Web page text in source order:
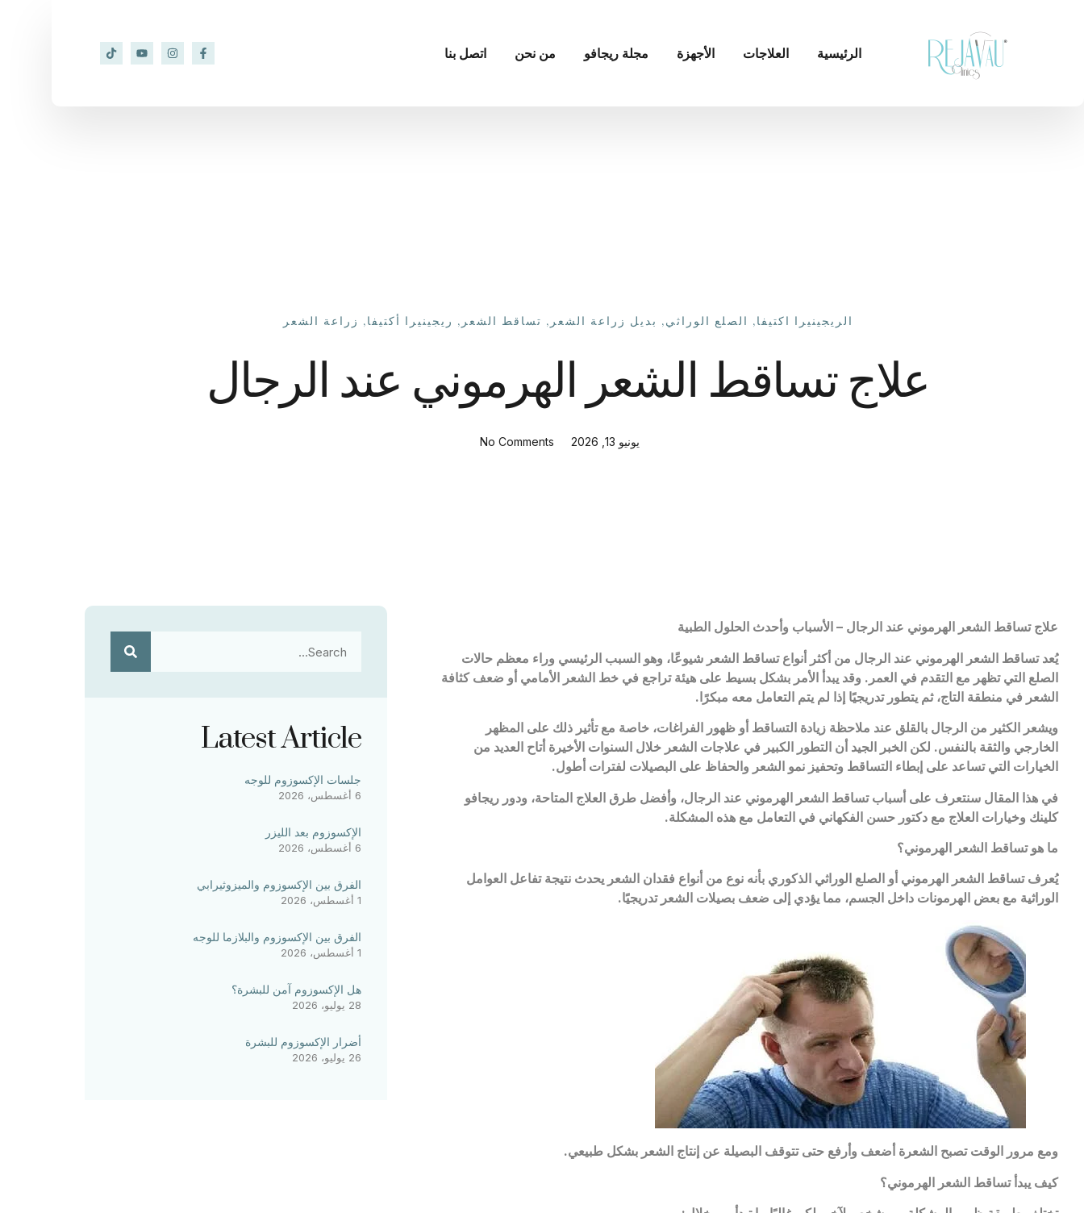
الرئيسية العلاجات الأجهزة مجلة ريجافو من نحن اتصل بنا
الريجينيرا اكتيفا, الصلع الوراثي, بديل زراعة الشعر , تساقط الشعر , ريجينيرا أكتيفا, زراعة الشعر
علاج تساقط الشعر الهرموني عند الرجال
يونيو 13, 2026 No Comments
علاج تساقط الشعر الهرموني عند الرجال – الأسباب وأحدث الحلول الطبية
يُعد تساقط الشعر الهرموني عند الرجال من أكثر أنواع تساقط الشعر شيوعًا، وهو السبب الرئيسي وراء معظم حالات
الصلع التي تظهر مع التقدم في العمر. وقد يبدأ الأمر بشكل بسيط على هيئة تراجع في خط الشعر الأمامي أو ضعف كثافة
الشعر في منطقة التاج، ثم يتطور تدريجيًا إذا لم يتم التعامل معه مبكرًا.
ويشعر الكثير من الرجال بالقلق عند ملاحظة زيادة التساقط أو ظهور الفراغات، خاصة مع تأثير ذلك على المظهر
الخارجي والثقة بالنفس. لكن الخبر الجيد أن التطور الكبير في علاجات الشعر خلال السنوات الأخيرة أتاح العديد من
الخيارات التي تساعد على إبطاء التساقط وتحفيز نمو الشعر والحفاظ على البصيلات لفترات أطول.
في هذا المقال سنتعرف على أسباب تساقط الشعر الهرموني عند الرجال، وأفضل طرق العلاج المتاحة، ودور ريجافو
كلينك وخيارات العلاج مع دكتور حسن الفكهاني في التعامل مع هذه المشكلة.
ما هو تساقط الشعر الهرموني؟
يُعرف تساقط الشعر الهرموني أو الصلع الوراثي الذكوري بأنه نوع من أنواع فقدان الشعر يحدث نتيجة تفاعل العوامل
الوراثية مع بعض الهرمونات داخل الجسم، مما يؤدي إلى ضعف بصيلات الشعر تدريجيًا.
ومع مرور الوقت تصبح الشعرة أضعف وأرفع حتى تتوقف البصيلة عن إنتاج الشعر بشكل طبيعي.
كيف يبدأ تساقط الشعر الهرموني؟
Latest Article
جلسات الإكسوزوم للوجه
6 أغسطس، 2026
الإكسوزوم بعد الليزر
6 أغسطس، 2026
الفرق بين الإكسوزوم والميزوثيرابي
1 أغسطس، 2026
الفرق بين الإكسوزوم والبلازما للوجه
1 أغسطس، 2026
هل الإكسوزوم آمن للبشرة؟
28 يوليو، 2026
أضرار الإكسوزوم للبشرة
26 يوليو، 2026